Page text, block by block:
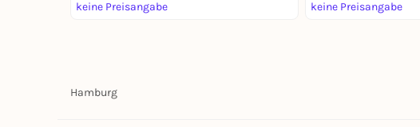
keine Preisangabe
keine Preisangabe
Hamburg